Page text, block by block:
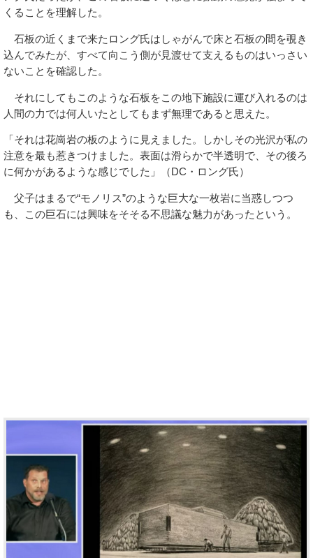
くることを理解した。
石板の近くまで来たロング氏はしゃがんで床と石板の間を覗き
込んでみたが、すべて向こう側が見渡せて支えるものはいっさい
ないことを確認した。
それにしてもこのような石板をこの地下施設に運び入れるのは
人間の力では何人いたとしてもまず無理であると思えた。
「それは花崗岩の板のように見えました。しかしその光沢が私の
注意を最も惹きつけました。表面は滑らかで半透明で、その後ろ
に何かがあるような感じでした」（DC・ロング氏）
父子はまるで“モノリス”のような巨大な一枚岩に当惑しつつ
も、この巨石には興味をそそる不思議な魅力があったという。